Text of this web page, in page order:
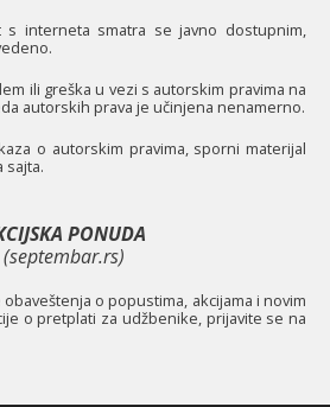
interneta smatra se javno dostupnim,
ili greška u vezi s autorskim pravima na
autorskih prava je učinjena nenamerno.
o autorskim pravima, sporni materijal
sajta.
PONUDA
(septembar.rs)
o popustima, akcijama i novim
o pretplati za udžbenike, prijavite se na